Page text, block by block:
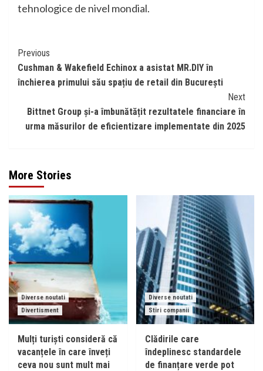
tehnologice de nivel mondial.
Continue
Reading
Previous
Cushman & Wakefield Echinox a asistat MR.DIY în
închierea primului său spațiu de retail din București
Next
Bittnet Group și-a îmbunătățit rezultatele financiare în
urma măsurilor de eficientizare implementate din 2025
More Stories
Diverse noutati
Divertisment
Mulți turiști consideră că
vacanțele în care înveți
ceva nou sunt mult mai
Diverse noutati
Stiri companii
Clădirile care
îndeplinesc standardele
de finanțare verde pot